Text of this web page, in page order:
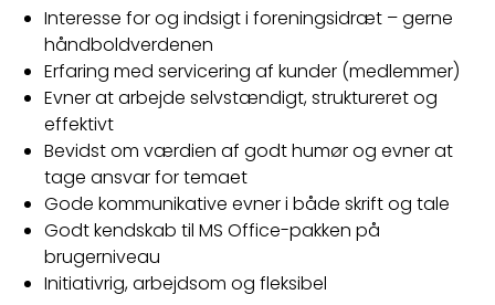
Interesse for og indsigt i foreningsidræt – gerne
håndboldverdenen
Erfaring med servicering af kunder (medlemmer)
Evner at arbejde selvstændigt, struktureret og
effektivt
Bevidst om værdien af godt humør og evner at
tage ansvar for temaet
Gode kommunikative evner i både skrift og tale
Godt kendskab til MS Office-pakken på
brugerniveau
Initiativrig, arbejdsom og fleksibel